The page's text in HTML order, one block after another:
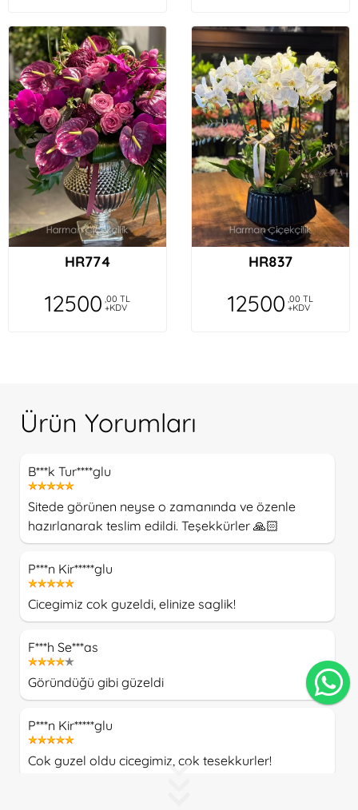
HR774
12500 ,00 TL
+KDV
HR837
12500 ,00 TL
+KDV
Ürün Yorumları
B***k Tur****glu
Sitede görünen neyse o zamanında ve özenle
hazırlanarak teslim edildi. Teşekkürler 🙏🏻
P***n Kir*****glu
Cicegimiz cok guzeldi, elinize saglik!
F***h Se***as
Göründüğü gibi güzeldi
P***n Kir*****glu
Cok guzel oldu cicegimiz, cok tesekkurler!